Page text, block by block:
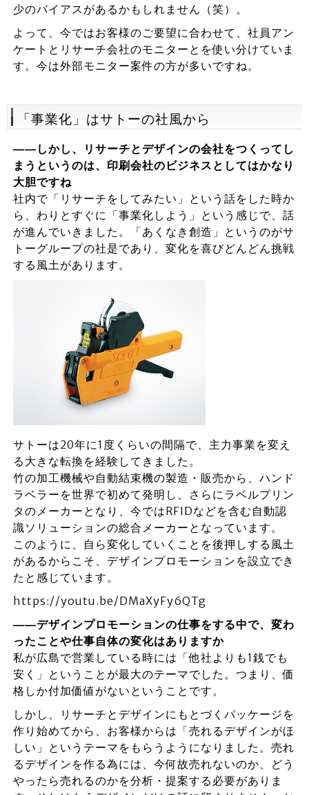
少のバイアスがあるかもしれません（笑）。
よって、今ではお客様のご要望に合わせて、社員アン
ケートとリサーチ会社のモニターとを使い分けていま
す。今は外部モニター案件の方が多いですね。
「事業化」はサトーの社風から
――しかし、リサーチとデザインの会社をつくってし
まうというのは、印刷会社のビジネスとしてはかなり
大胆ですね
社内で「リサーチをしてみたい」という話をした時か
ら、わりとすぐに「事業化しよう」という感じで、話
が進んでいきました。「あくなき創造」というのがサ
トーグループの社是であり、変化を喜びどんどん挑戦
する風土があります。
サトーは20年に1度くらいの間隔で、主力事業を変え
る大きな転換を経験してきました。
竹の加工機械や自動結束機の製造・販売から、ハンド
ラベラーを世界で初めて発明し、さらにラベルプリン
タのメーカーとなり、今ではRFIDなどを含む自動認
識ソリューションの総合メーカーとなっています。
このように、自ら変化していくことを後押しする風土
があるからこそ、デザインプロモーションを設立でき
たと感じています。
https://youtu.be/DMaXyFy6QTg
――デザインプロモーションの仕事をする中で、変わ
ったことや仕事自体の変化はありますか
私が広島で営業している時には「他社よりも1銭でも
安く」ということが最大のテーマでした。つまり、価
格しか付加価値がないということです。
しかし、リサーチとデザインにもとづくパッケージを
作り始めてから、お客様からは「売れるデザインがほ
しい」というテーマをもらうようになりました。売れ
るデザインを作る為には、今何故売れないのか、どう
やったら売れるのかを分析・提案する必要がありま